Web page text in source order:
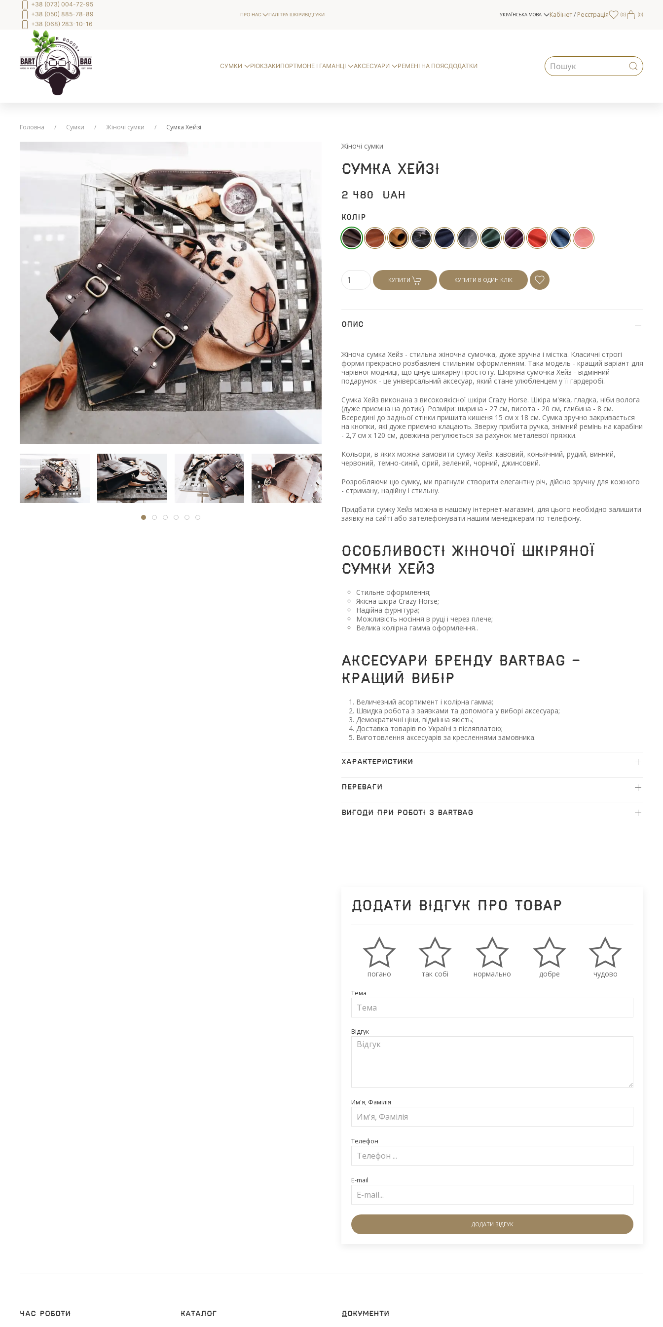
+38 (073) 004-72-95
+38 (050) 885-78-89
+38 (068) 283-10-16
ПРО НАС ПАЛІТРА ШКІРИВІДГУКИ УКРАЇНСЬКА МОВА Кабінет/Реєстрація (0) (0)
СУМКИ РЮКЗАКИПОРТМОНЕ І ГАМАНЦІ АКСЕСУАРИ РЕМЕНІ НА ПОЯСДОДАТКИ
Головна Сумки Жіночі сумки Сумка Хейзі
Жіночі сумки
Сумка Хейзі
2 480 UAH
Колір
КУПИТИ КУПИТИ В ОДИН КЛІК
Опис
Жіноча сумка Хейз - стильна жіночна сумочка, дуже зручна і містка. Класичні строгі
форми прекрасно розбавлені стильним оформленням. Така модель - кращий варіант для
чарівної модниці, що цінує шикарну простоту. Шкіряна сумочка Хейз - відмінний
подарунок - це універсальний аксесуар, який стане улюбленцем у її гардеробі.
Сумка Хейз виконана з високоякісної шкіри Crazy Horse. Шкіра м'яка, гладка, ніби волога
(дуже приємна на дотик). Розміри: ширина - 27 см, висота - 20 см, глибина - 8 см.
Всередині до задньої стінки пришита кишеня 15 см х 18 см. Сумка зручно закривається
на кнопки, які дуже приємно клацають. Зверху прибита ручка, знімний ремінь на карабіни
- 2,7 см х 120 см, довжина регулюється за рахунок металевої пряжки.
Кольори, в яких можна замовити сумку Хейз: кавовий, коньячний, рудий, винний,
червоний, темно-синій, сірий, зелений, чорний, джинсовий.
Розробляючи цю сумку, ми прагнули створити елегантну річ, дійсно зручну для кожного
- стриману, надійну і стильну.
Придбати сумку Хейз можна в нашому інтернет-магазині, для цього необхідно залишити
заявку на сайті або зателефонувати нашим менеджерам по телефону.
Особливості жіночої шкіряної
сумки Хейз
Стильне оформлення;
Якісна шкіра Crazy Horse;
Надійна фурнітура;
Можливість носіння в руці і через плече;
Велика колірна гамма оформлення..
Аксесуари бренду BARTBAG -
кращий вибір
Величезний асортимент і колірна гамма;
Швидка робота з заявками та допомога у виборі аксесуара;
Демократичні ціни, відмінна якість;
Доставка товарів по Україні з післяплатою;
Виготовлення аксесуарів за кресленнями замовника.
ХАРАКТЕРИСТИКИ
ПЕРЕВАГИ
ВИГОДИ ПРИ РОБОТІ З BARTBAG
Додати відгук про товар
погано так собі нормально добре чудово
Тема
Відгук
Им'я, Фамілія
Телефон
E-mail
ДОДАТИ ВІДГУК
Час роботи Каталог Документи